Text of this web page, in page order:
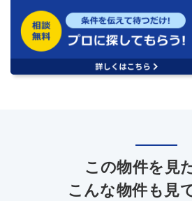
この物件を見
こんな物件も見